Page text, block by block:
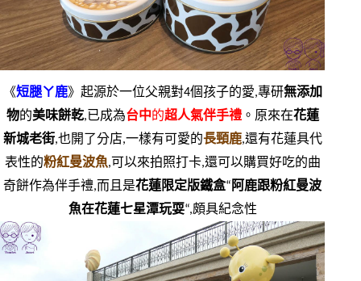
《短腿ㄚ鹿》起源於一位父親對4個孩子的愛,專研無添加
物的美味餅乾,已成為台中的超人氣伴手禮。原來在花蓮
新城老街,也開了分店,一樣有可愛的長頸鹿,還有花蓮具代
表性的粉紅曼波魚,可以來拍照打卡,還可以購買好吃的曲
奇餅作為伴手禮,而且是花蓮限定版鐵盒“ 阿鹿跟粉紅曼波
魚在花蓮七星潭玩耍“,頗具紀念性